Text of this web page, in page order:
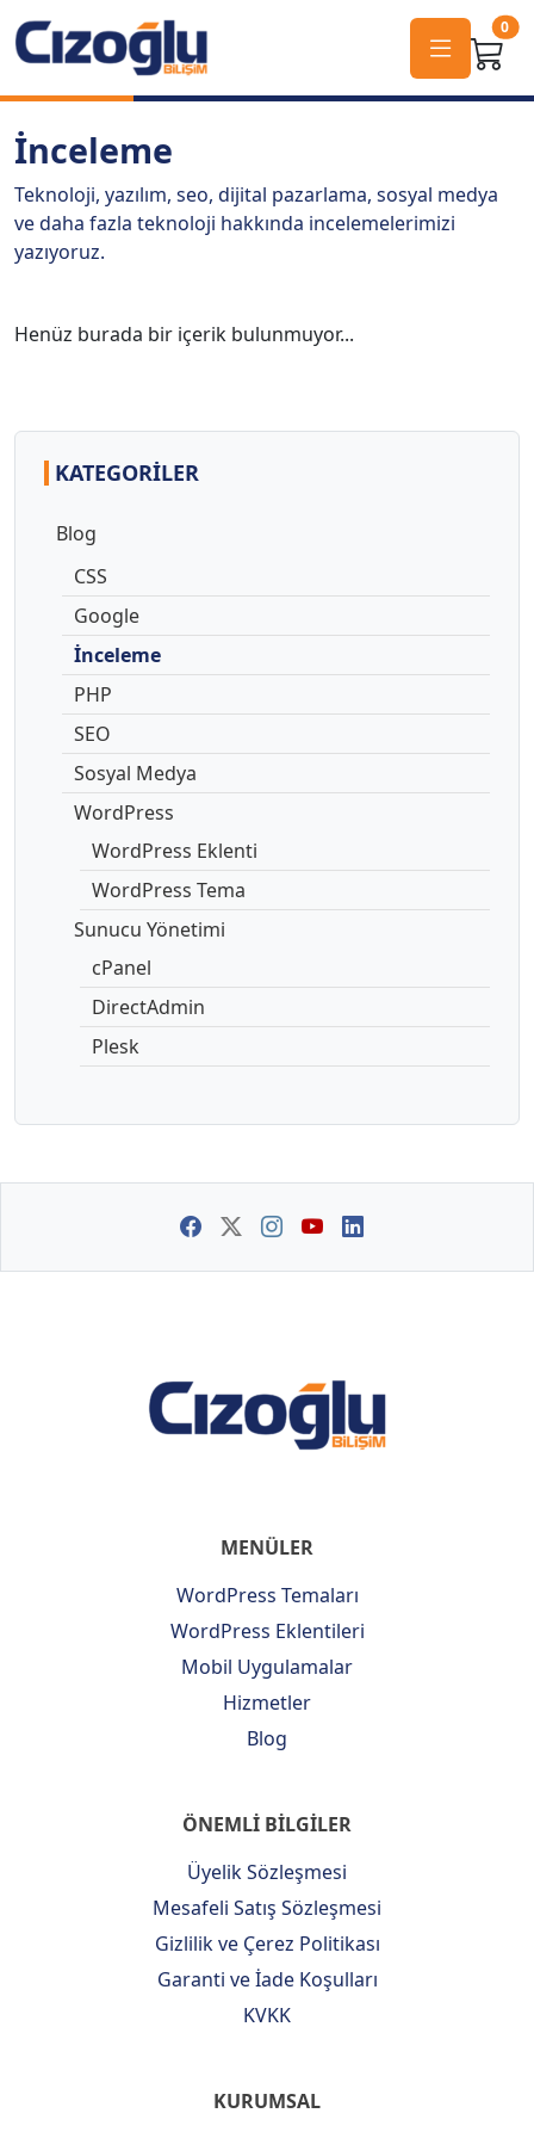
0
İnceleme
Teknoloji, yazılım, seo, dijital pazarlama, sosyal medya
ve daha fazla teknoloji hakkında incelemelerimizi
yazıyoruz.
Henüz burada bir içerik bulunmuyor...
KATEGORILER
Blog
CSS
Google
İnceleme
PHP
SEO
Sosyal Medya
WordPress
WordPress Eklenti
WordPress Tema
Sunucu Yönetimi
cPanel
DirectAdmin
Plesk
MENÜLER
WordPress Temaları
WordPress Eklentileri
Mobil Uygulamalar
Hizmetler
Blog
ÖNEMLİ BİLGİLER
Üyelik Sözleşmesi
Mesafeli Satış Sözleşmesi
Gizlilik ve Çerez Politikası
Garanti ve İade Koşulları
KVKK
KURUMSAL